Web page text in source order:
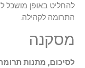
להחליט באופן מושכל
התרומה לקהילה.
מסקנה
לסיכום, מתנות